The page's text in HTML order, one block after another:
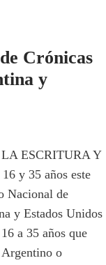
Crónicas
y
ESCRITURA Y
y 35 años este
Nacional de
y Estados Unidos
a 35 años que
o